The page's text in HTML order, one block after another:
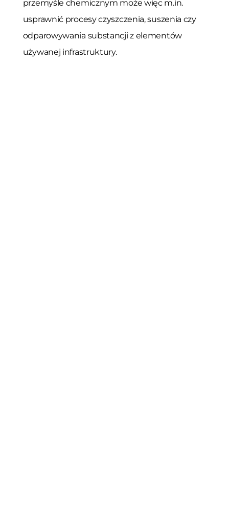
przemyśle chemicznym może więc m.in.
usprawnić procesy czyszczenia, suszenia czy
odparowywania substancji z elementów
używanej infrastruktury.